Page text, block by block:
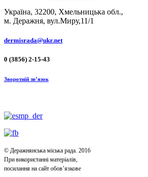
Україна, 32200, Хмельницька обл.,
м. Деражня, вул.Миру,11/1
dermisrada@ukr.net
0 (3856) 2-15-43
Зворотній зв’язок
© Деражнянська міська рада. 2016
При використанні матеріалів,
посилання на сайт обов’язкове